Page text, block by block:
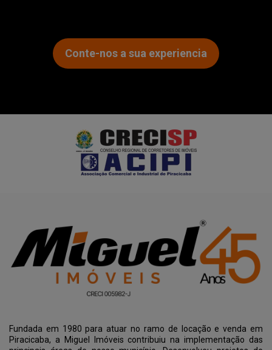
Conte-nos a sua experiencia
Fundada em 1980 para atuar no ramo de locação e venda em
Piracicaba, a Miguel Imóveis contribuiu na implementação das